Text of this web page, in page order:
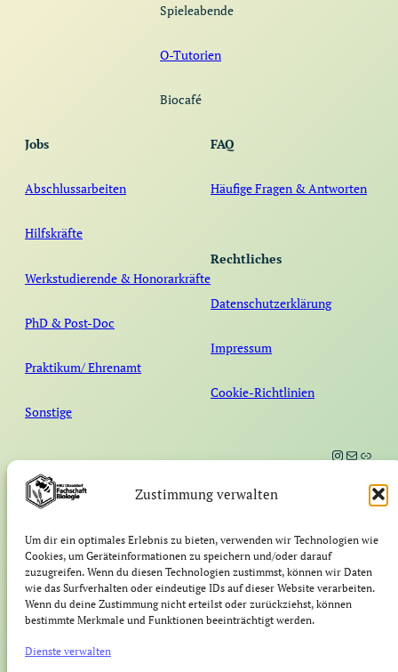
Zustimmung verwalten
Um dir ein optimales Erlebnis zu bieten, verwenden wir Technologien wie
Cookies, um Geräteinformationen zu speichern und/oder darauf
zuzugreifen. Wenn du diesen Technologien zustimmst, können wir Daten
wie das Surfverhalten oder eindeutige IDs auf dieser Website verarbeiten.
Wenn du deine Zustimmung nicht erteilst oder zurückziehst, können
bestimmte Merkmale und Funktionen beeinträchtigt werden.
Dienste verwalten
Spieleabende
O-Tutorien
Biocafé
Jobs
Abschlussarbeiten
Hilfskräfte
Werkstudierende & Honorarkräfte
PhD & Post-Doc
Praktikum/ Ehrenamt
Sonstige
FAQ
Häufige Fragen & Antworten
Rechtliches
Datenschutzerklärung
Impressum
Cookie-Richtlinien
Instagram
E-Mail
Link
Fachschaft
Biologie